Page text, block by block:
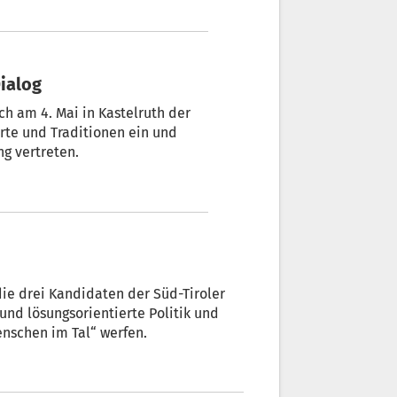
bewegt zu haben, hieß es bei
Dialog
am 4. Mai in Kastelruth der
und Traditionen ein und
vertreten.
drei Kandidaten der Süd-Tiroler
im Tal“ werfen.